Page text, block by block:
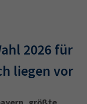
2026 für
liegen vor